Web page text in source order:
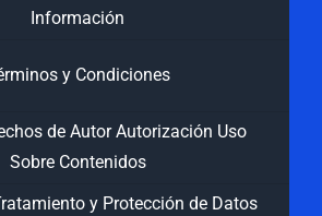
Información
y Condiciones
de Autor Autorización Uso
Sobre Contenidos
y Protección de Datos